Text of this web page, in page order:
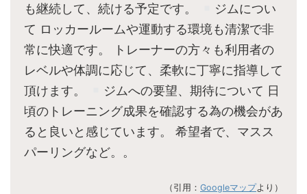
も継続して、続ける予定です。
ジムについ
て ロッカールームや運動する環境も清潔で非
常に快適です。 トレーナーの方々も利用者の
レベルや体調に応じて、柔軟に丁寧に指導して
頂けます。
ジムへの要望、期待について 日
頃のトレーニング成果を確認する為の機会があ
ると良いと感じています。 希望者で、マスス
パーリングなど。。
（引用： Googleマップより）